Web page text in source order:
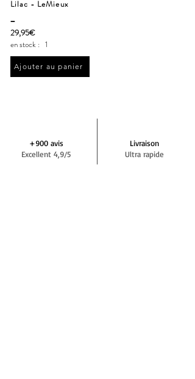
Lilac - LeMieux
_
29,95€
en stock : 1
Ajouter au panier
+900 avis
Excellent 4,9/5
Livraison
Ultra rapide